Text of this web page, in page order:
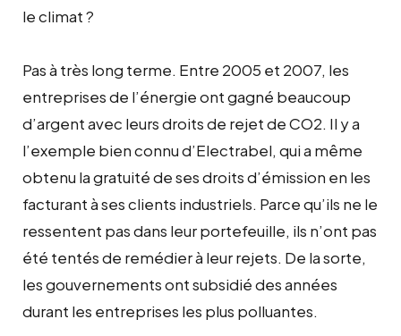
le climat ?
Pas à très long terme. Entre 2005 et 2007, les
entreprises de l’énergie ont gagné beaucoup
d’argent avec leurs droits de rejet de CO2. Il y a
l’exemple bien connu d’Electrabel, qui a même
obtenu la gratuité de ses droits d’émission en les
facturant à ses clients industriels. Parce qu’ils ne le
ressentent pas dans leur portefeuille, ils n’ont pas
été tentés de remédier à leur rejets. De la sorte,
les gouvernements ont subsidié des années
durant les entreprises les plus polluantes.